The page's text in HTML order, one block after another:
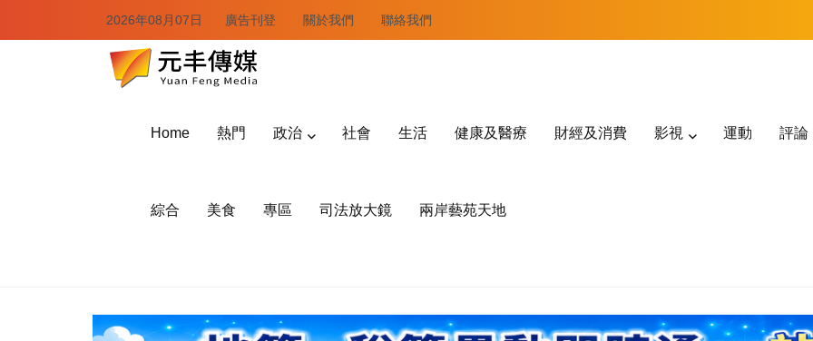
2026年08月07日 廣告刊登 關於我們 聯絡我們
Home 熱門 政治 社會 生活 健康及醫療 財經及消費 影視 運動 評論
綜合 美食 專區 司法放大鏡 兩岸藝苑天地